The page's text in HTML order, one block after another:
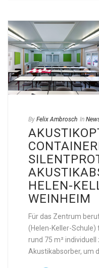
By Felix Ambrosch In
HELEN-
WEINHEIM
Für das Zentrum
(Helen-Keller-
rund 75 m²
Akustikabsorber, um